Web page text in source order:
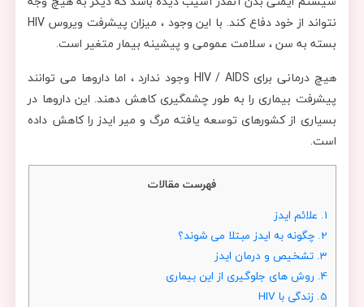
نتواند از خود دفاع کند. با این وجود ، میزان پیشرفت ویروس HIV
بسته به سن ، سلامت عمومی و پیشینه بیمار متغیر است.
هیچ درمانی برای HIV / AIDS وجود ندارد ، اما داروها می توانند
پیشرفت بیماری را به طور چشمگیری کاهش دهند. این داروها در
بسیاری از کشورهای توسعه یافته مرگ و میر ایدز را کاهش داده
است.
فهرست مقالات
1. علائم ایدز
2. چگونه به ایدز مبتلا می شوند؟
3. تشخیص و درمان ایدز
4. روش های جلوگیری از این بیماری
5. زندگی با HIV